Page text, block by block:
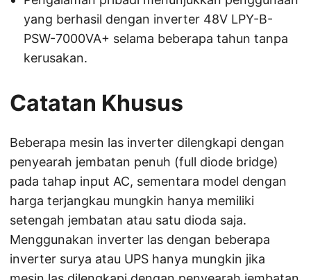
yang berhasil dengan inverter 48V LPY-B-
PSW-7000VA+ selama beberapa tahun tanpa
kerusakan.
Catatan Khusus
Beberapa mesin las inverter dilengkapi dengan
penyearah jembatan penuh (full diode bridge)
pada tahap input AC, sementara model dengan
harga terjangkau mungkin hanya memiliki
setengah jembatan atau satu dioda saja.
Menggunakan inverter las dengan beberapa
inverter surya atau UPS hanya mungkin jika